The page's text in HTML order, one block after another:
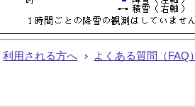
利用される方へ よくある質問（FAQ）